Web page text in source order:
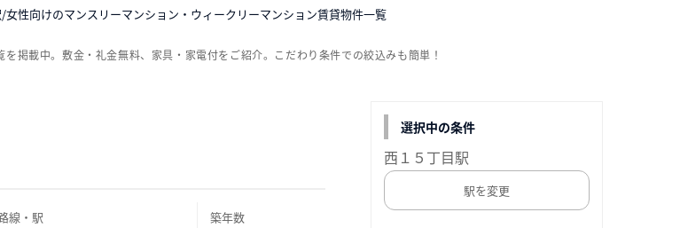
女性向けのマンスリーマンション・ウィークリーマンション賃貸物件一覧
線・駅
築年数
掲載中。敷金・礼金無料、家具・家電付をご紹介。こだわり条件での絞込みも簡単！
選択中の条件
西１５丁目駅
駅を変更